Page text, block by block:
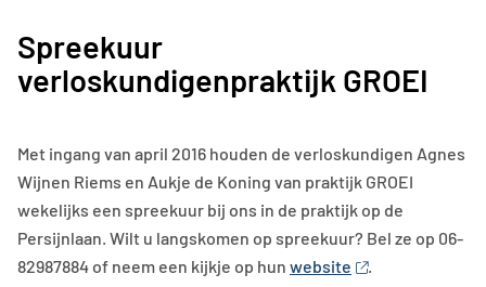
Spreekuur
verloskundigenpraktijk GROEI
Met ingang van april 2016 houden de verloskundigen Agnes
Wijnen Riems en Aukje de Koning van praktijk GROEI
wekelijks een spreekuur bij ons in de praktijk op de
Persijnlaan. Wilt u langskomen op spreekuur? Bel ze op 06-
82987884 of neem een kijkje op hun website .